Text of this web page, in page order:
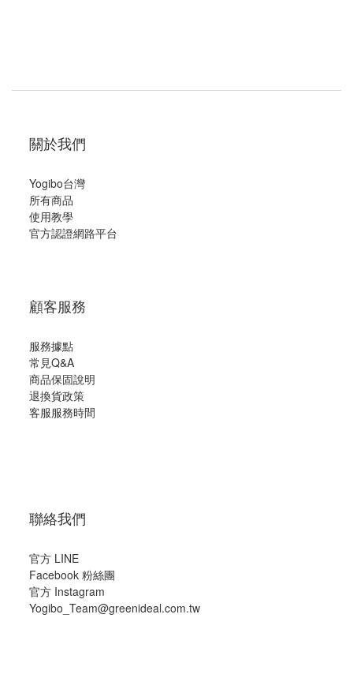
關於我們
Yogibo台灣
所有商品
使用教學
官方認證網路平台
顧客服務
服務據點
常見Q&A
商品保固說明
退換貨政策
客服服務時間
聯絡我們
官方 LINE
Facebook 粉絲團
官方 Instagram
Yogibo_Team@greenideal.com.tw